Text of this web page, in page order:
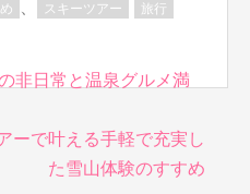
スキーツアー 旅行
非日常と温泉グルメ満
ーで叶える手軽で充実し
た雪山体験のすすめ